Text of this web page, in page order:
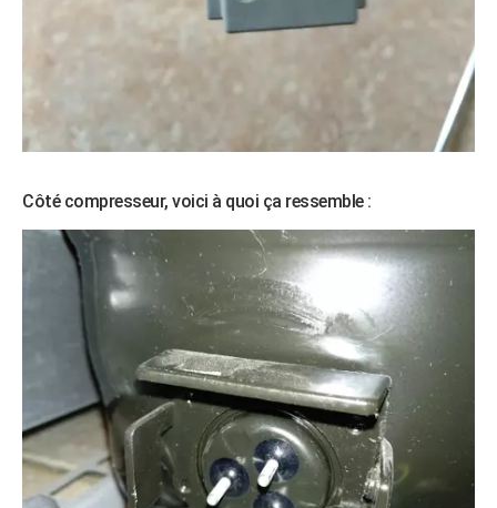
Côté compresseur, voici à quoi ça ressemble :